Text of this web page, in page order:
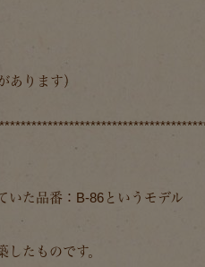
あります）
いた品番：B-86というモデル
たものです。